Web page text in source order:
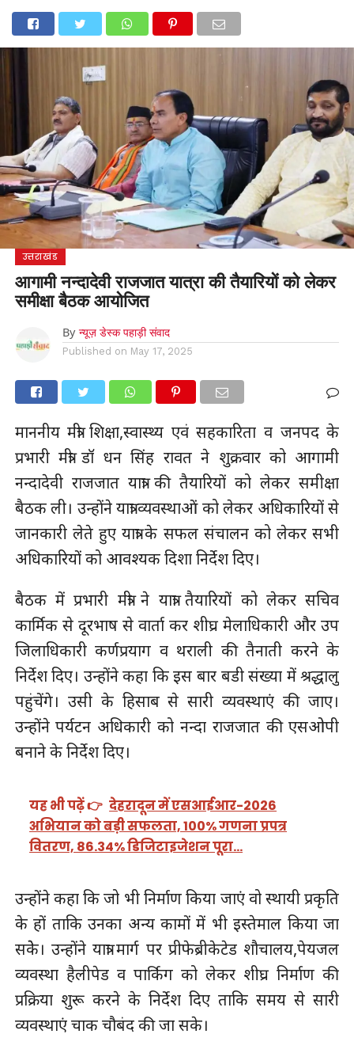
उत्तराखंड चंपावत
पिथौरागढ़
उत्तराखंड
आगामी नन्दादेवी राजजात यात्रा की तैयारियों को लेकर
समीक्षा बैठक आयोजित
By न्यूज़ डेस्क पहाड़ी संवाद
Published on May 17, 2025
माननीय मंत्री शिक्षा,स्वास्थ्य एवं सहकारिता व जनपद के
प्रभारी मंत्री डॉ धन सिंह रावत ने शुक्रवार को आगामी
नन्दादेवी राजजात यात्रा की तैयारियों को लेकर समीक्षा
बैठक ली। उन्होंने यात्रा व्यवस्थाओं को लेकर अधिकारियों से
जानकारी लेते हुए यात्रा के सफल संचालन को लेकर सभी
अधिकारियों को आवश्यक दिशा निर्देश दिए।
बैठक में प्रभारी मंत्री ने यात्रा तैयारियों को लेकर सचिव
कार्मिक से दूरभाष से वार्ता कर शीघ्र मेलाधिकारी और उप
जिलाधिकारी कर्णप्रयाग व थराली की तैनाती करने के
निर्देश दिए। उन्होंने कहा कि इस बार बडी संख्या में श्रद्धालु
पहुंचेंगे। उसी के हिसाब से सारी व्यवस्थाएं की जाए।
उन्होंने पर्यटन अधिकारी को नन्दा राजजात की एसओपी
बनाने के निर्देश दिए।
यह भी पढ़ें 👉 देहरादून में एसआईआर-2026
अभियान को बड़ी सफलता, 100% गणना प्रपत्र
वितरण, 86.34% डिजिटाइजेशन पूरा…
उन्होंने कहा कि जो भी निर्माण किया जाएं वो स्थायी प्रकृति
के हों ताकि उनका अन्य कामों में भी इस्तेमाल किया जा
सकेे। उन्होंने यात्रा मार्ग पर प्रीफेब्रीकेटेड शौचालय,पेयजल
व्यवस्था हैलीपेड व पार्किग को लेकर शीघ्र निर्माण की
प्रक्रिया शुरू करने के निर्देश दिए ताकि समय से सारी
व्यवस्थाएं चाक चौबंद की जा सके।